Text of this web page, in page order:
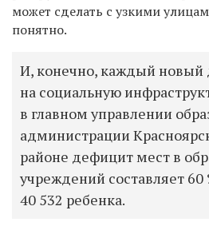
может сделать с узкими
понятно.
И, конечно, каждый новый
на социальную
в главном управлении
администрации
районе дефицит мест в
учреждений составляет 60
40 532 ребенка.